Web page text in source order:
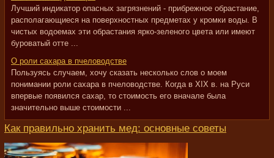
Лучший индикатор опасных загрязнений - прибрежное обрастание,
располагающиеся на поверхностных предметах у кромки воды. В
чистых водоемах эти обрастания ярко-зеленого цвета или имеют
буроватый отте ...
О роли сахара в пчеловодстве
Пользуясь случаем, хочу сказать несколько слов о моем
понимании роли сахара в пчеловодстве. Когда в XIX в. на Руси
впервые появился сахар, то стоимость его вначале была
значительно выше стоимости ...
Как правильно хранить мед: основные советы